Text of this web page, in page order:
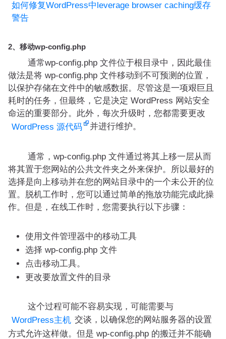
如何修复WordPress中leverage browser caching缓存
警告
2、移动wp-config.php
通常wp-config.php 文件位于根目录中，因此最佳
做法是将 wp-config.php 文件移动到不可预测的位置，
以保护存储在文件中的敏感数据。尽管这是一项艰巨且
耗时的任务，但最终，它是决定 WordPress 网站安全
命运的重要部分。此外，每次升级时，您都需要更改
WordPress 源代码
并进行维护。
通常，wp-config.php 文件通过将其上移一层从而
将其置于您网站的公共文件夹之外来保护。所以最好的
选择是向上移动并在您的网站目录中的一个未公开的位
置。脱机工作时，您可以通过简单的拖放功能完成此操
作。但是，在线工作时，您需要执行以下步骤：
使用文件管理器中的移动工具
选择 wp-config.php 文件
点击移动工具。
更改要放置文件的目录
这个过程可能不容易实现，可能需要与
WordPress主机 交谈，以确保您的网站服务器的设置
方式允许这样做。但是 wp-config.php 的搬迁并不能确